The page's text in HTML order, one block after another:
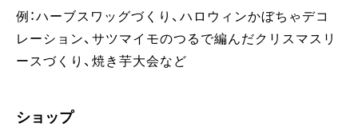
例：ハーブスワッグづくり、ハロウィンかぼちゃデコ
レーション、サツマイモのつるで編んだクリスマスリ
ースづくり、焼き芋大会など
ショップ